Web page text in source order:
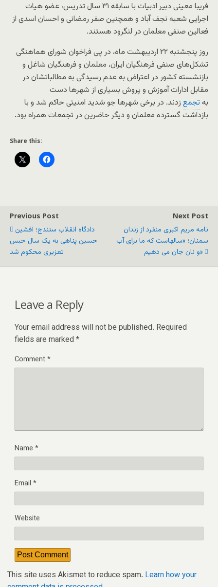
فریبا معینی دبیر ادبیات با سابقه ۳۱ سال تدریس، عضو هیات
اجرایی شعبه نجف آباد و همچنین صفر رمضانی و احسان اسدی از
فعالین صنفی معلمان در لنگرود هستند.
روز پنجشنبه ۲۲ اردیبهشت ماه، در پی فراخوان شورای هماهنگی
تشکل‌های صنفی فرهنگیان ایران، معلمان و فرهنگیان شاغل و
بازنشسته کشور در اعتراض به عدم رسیدگی به مطالباتشان در
مقابل ادارات آموزش و پروش بسیاری از شهرها دست
به تجمع زدند. در برخی شهرها جو شدید امنیتی حاکم شد و با
بازداشت گسترده معلمان و دیگر حاضرین در تجمعات همراه بود.
Share this:
Previous Post
دادگاه انقلاب سنندج؛ افشین
حسین‌ پناهی به یک سال حبس
تعزیری محکوم شد
Next Post
نامه مریم اکبری منفرد از زندان
سمنان؛ «سالهاست که ما برای آب
و نان جان می دهیم»
Leave a Reply
Your email address will not be published. Required
fields are marked *
Comment*
Name *
Email *
Website
This site uses Akismet to reduce spam. Learn how your